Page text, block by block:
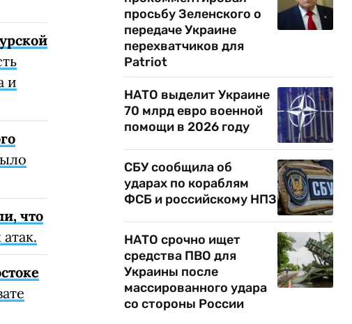
и
что
просьбу Зеленского о
передаче Украине
перехватчиков для
Patriot
НАТО выделит Украине
70 млрд евро военной
помощи в 2026 году
СБУ сообщила об
ударах по кораблям
ФСБ и российскому НПЗ
НАТО срочно ищет
средства ПВО для
Украины после
массированного удара
со стороны России